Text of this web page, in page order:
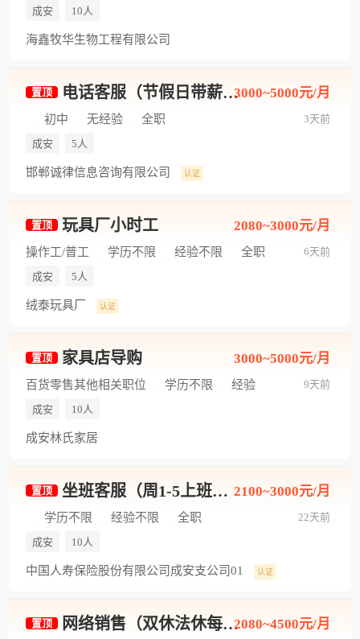
成安 10人
海鑫牧华生物工程有限公司
置顶 电话客服（节假日带薪休）
3天前
3000~5000元/月
初中 无经验 全职
成安 5人
邯郸诚律信息咨询有限公司 认证
置顶 玩具厂小时工
6天前
2080~3000元/月
操作工/普工 学历不限 经验不限 全职
成安 5人
绒泰玩具厂 认证
置顶 家具店导购
9天前
3000~5000元/月
百货零售其他相关职位 学历不限
经验
不限
全职
成安 10人
成安林氏家居
置顶 坐班客服（周1-5上班，每天5小时）
22天前
2100~3000元/月
学历不限 经验不限 全职
成安 10人
中国人寿保险股份有限公司成安支公司01 认证
置顶 网络销售（双休法休每天7个小时） 2080~4500元/月